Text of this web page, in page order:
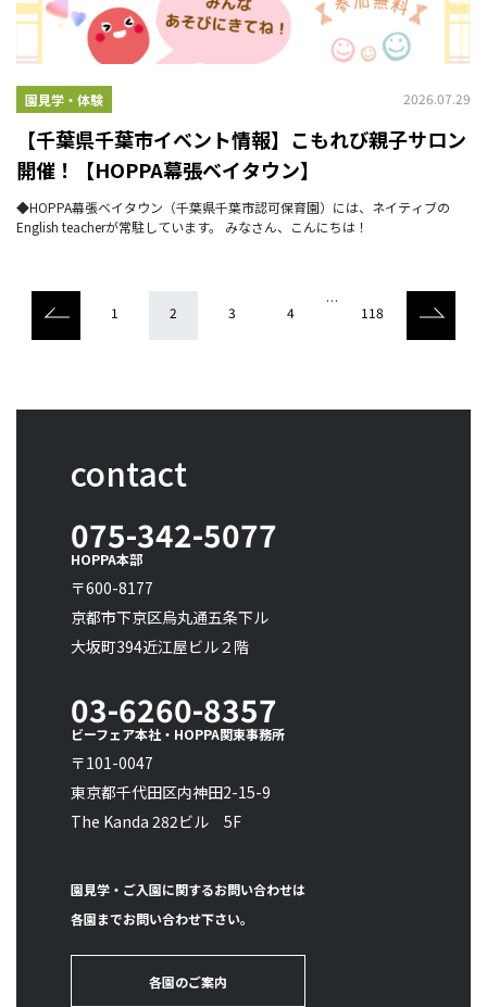
園見学・体験 2026.07.29
【千葉県千葉市イベント情報】こもれび親子サロン
開催！【HOPPA幕張ベイタウン】
◆HOPPA幕張ベイタウン（千葉県千葉市認可保育園）には、ネイティブの
English teacherが常駐しています。 みなさん、こんにちは！
1 2 3 4
…
118
contact
075-342-5077
HOPPA本部
〒600-8177
京都市下京区烏丸通五条下ル
大坂町394近江屋ビル２階
03-6260-8357
ビーフェア本社・HOPPA関東事務所
〒101-0047
東京都千代田区内神田2-15-9
The Kanda 282ビル 5F
園見学・ご入園に関するお問い合わせは
各園までお問い合わせ下さい。
各園のご案内